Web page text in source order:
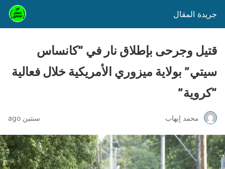
جريدة المقال
قتيل وجرحى بإطلاق نار في “كانساس
سيتي” بولاية ميزوري الأمريكية خلال فعالية
“كروية”
محمد إيهاب سنتين ago